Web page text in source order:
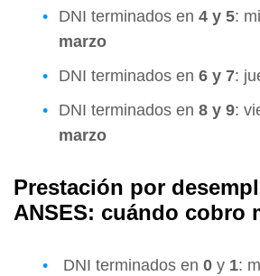
DNI terminados en 4 y 5:
marzo
DNI terminados en 6 y 7:
DNI terminados en 8 y 9:
marzo
Prestación por
ANSES: cuándo cobro
DNI terminados en 0 y 1: